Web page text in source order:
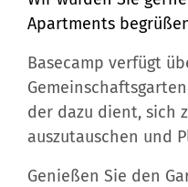
Apartments
Basecamp verfügt
der dazu dient, sich
auszutauschen und
Genießen Sie den